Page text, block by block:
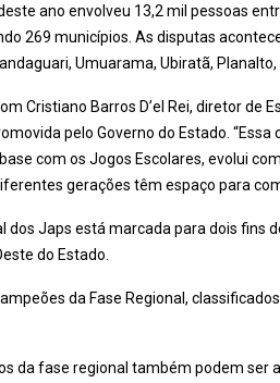
ano envolveu 13,2 mil pessoas
269 municípios. As disputas
Umuarama, Ubiratã,
Cristiano Barros D’el Rei, diretor de
pelo Governo do Estado.
com os Jogos Escolares, evolui
gerações têm espaço para
dos Japs está marcada para dois fins
do Estado.
da Fase Regional,
da fase regional também podem ser